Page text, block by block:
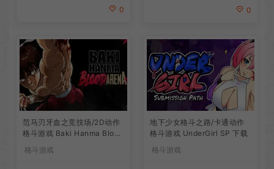
0 0
范马刃牙血之竞技场/2D动作
格斗游戏 Baki Hanma Blood
Arena 下载
格斗游戏
地下少女格斗之路/卡通动作
格斗游戏 UnderGirl SP 下载
格斗游戏